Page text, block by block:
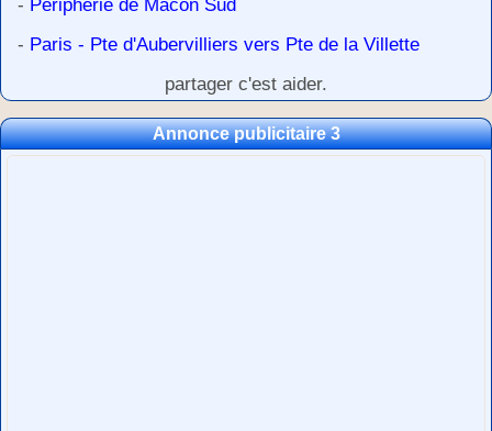
- Périphérie de Mâcon Sud
- Paris - Pte d'Aubervilliers vers Pte de la Villette
partager c'est aider.
Annonce publicitaire 3